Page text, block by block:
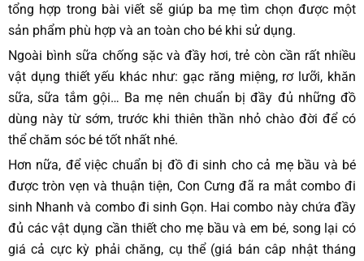
tổng hợp trong bài viết sẽ giúp ba mẹ tìm chọn được một
sản phẩm phù hợp và an toàn cho bé khi sử dụng.
Ngoài bình sữa chống sặc và đầy hơi, trẻ còn cần rất nhiều
vật dụng thiết yếu khác như: gạc răng miệng, rơ lưỡi, khăn
sữa, sữa tắm gội… Ba mẹ nên chuẩn bị đầy đủ những đồ
dùng này từ sớm, trước khi thiên thần nhỏ chào đời để có
thể chăm sóc bé tốt nhất nhé.
Hơn nữa, để việc chuẩn bị đồ đi sinh cho cả mẹ bầu và bé
được tròn vẹn và thuận tiện, Con Cưng đã ra mắt combo đi
sinh Nhanh và combo đi sinh Gọn. Hai combo này chứa đầy
đủ các vật dụng cần thiết cho mẹ bầu và em bé, song lại có
giá cả cực kỳ phải chăng, cụ thể (giá bán câp nhật tháng